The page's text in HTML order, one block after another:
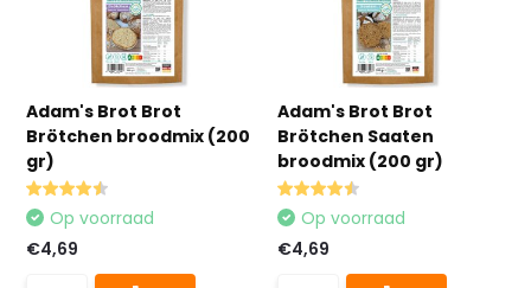
Adam's Brot Brot
Brötchen broodmix (200
gr)
Op voorraad
€4,69
Adam's Brot Brot
Brötchen Saaten
broodmix (200 gr)
Op voorraad
€4,69